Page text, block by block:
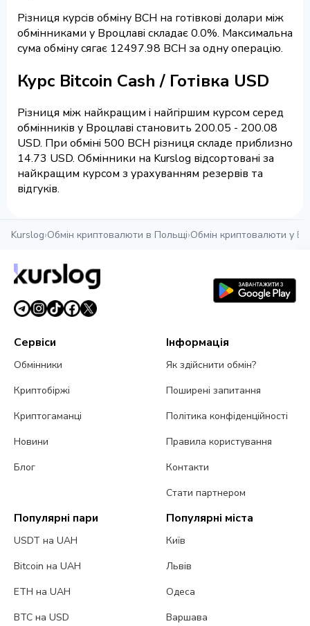
Різниця курсів обміну BCH на готівкові долари між
обмінниками у Вроцлаві складає 0.0%. Максимальна
сума обміну сягає 12497.98 BCH за одну операцію.
Курс Bitcoin Cash / Готівка USD
Різниця між найкращим і найгіршим курсом серед
обмінників у Вроцлаві становить 200.05 - 200.08
USD. При обміні 500 BCH різниця складе приблизно
14.73 USD. Обмінники на Kurslog відсортовані за
найкращим курсом з урахуванням резервів та
відгуків.
Kurslog›Обмін криптовалюти в Польщі›Обмін криптовалюти у
Сервіси
Обмінники
Криптобіржі
Криптогаманці
Новини
Блог
Інформація
Як здійснити обмін?
Поширені запитання
Політика конфіденційності
Правила користування
Контакти
Стати партнером
Популярні пари
USDT на UAH
Bitcoin на UAH
ETH на UAH
BTC на USD
Популярні міста
Київ
Львів
Одеса
Варшава